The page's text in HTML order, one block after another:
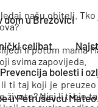
dom u Brezovici
celibat
bolesti i
u Petruševcu
našu obitelj.
li potom mama
svima zapovijeda.
ti taj koji je preuzeo
živote? Nisi li ti bio